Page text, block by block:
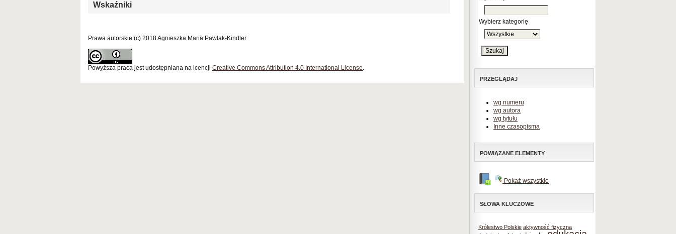
Wybierz kategorię
PRZEGLĄDAJ
wg numeru
wg autora
wg tytułu
Inne czasopisma
POWIĄZANE ELEMENTY
Pokaż wszystkie
SŁOWA KLUCZOWE
Królestwo Polskie aktywność fizyczna
Wskaźniki
Prawa autorskie (c) 2018 Agnieszka Maria Pawlak-Kindler
Powyższa praca jest udostępniana na lcencji Creative Commons Attribution 4.0 International License.